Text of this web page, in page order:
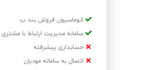
اتوماسیون فروش بند ب
سامانه مدیریت ارتباط با مشتری
حسابداری پیشرفته
اتصال به سامانه مودیان